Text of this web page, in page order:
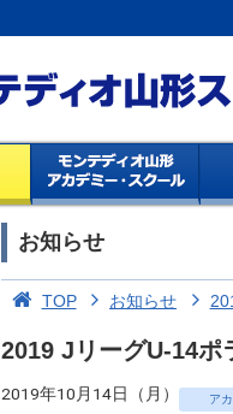
お知らせ
TOP お知らせ
2019 JリーグU-14
2019年10月14日（月） ア